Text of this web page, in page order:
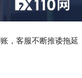
，客服不断推诿拖延